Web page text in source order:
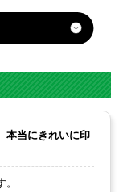
HP1
HP1
C93
本当にきれいに印